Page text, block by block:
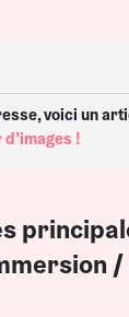
voici un
!
/